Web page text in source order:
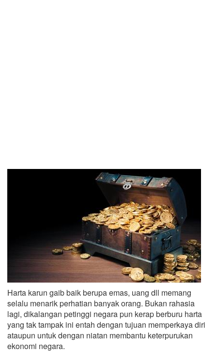
Harta karun gaib baik berupa emas, uang dll memang
selalu menarik perhatian banyak orang. Bukan rahasia
lagi, dikalangan petinggi negara pun kerap berburu harta
yang tak tampak ini entah dengan tujuan memperkaya diri
ataupun untuk dengan niatan membantu keterpurukan
ekonomi negara.